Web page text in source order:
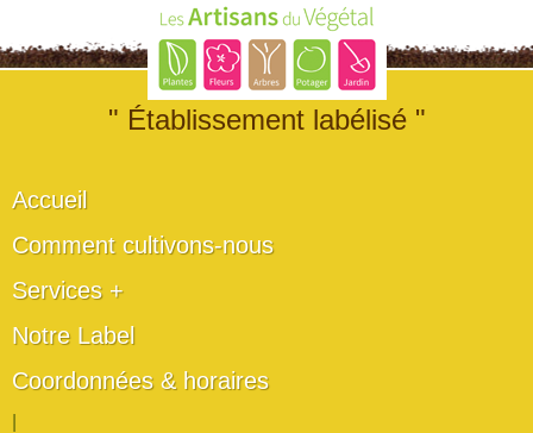
" Établissement labélisé "
Accueil
Comment cultivons-nous
Services +
Notre Label
Coordonnées & horaires